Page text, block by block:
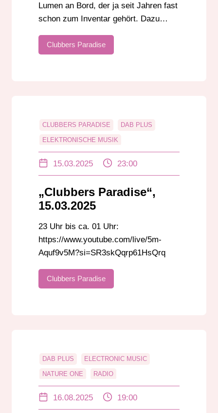
Lumen an Bord, der ja seit Jahren fast
schon zum Inventar gehört. Dazu…
Clubbers Paradise
CLUBBERS PARADISE DAB PLUS
ELEKTRONISCHE MUSIK
PIERRE MORGAN
TECHNO UKW
15.03.2025 23:00
„Clubbers Paradise“,
15.03.2025
23 Uhr bis ca. 01 Uhr:
https://www.youtube.com/live/5m-
Aquf9v5M?si=SR3skQqrp61HsQrq
Clubbers Paradise
DAB PLUS ELECTRONIC MUSIC
NATURE ONE RADIO
UGO PERCOCO
16.08.2025 19:00